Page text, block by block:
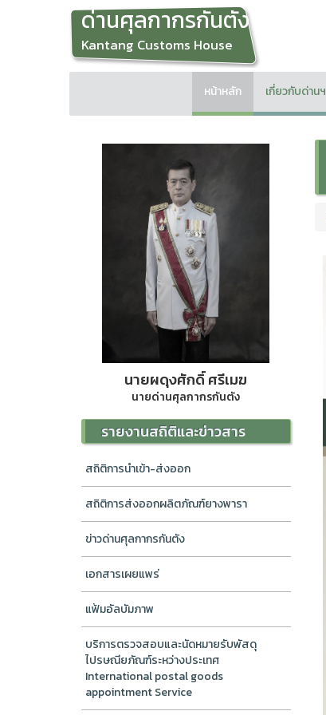
ด่านศุลกากรกันตัง
Kantang Customs House
หน้าหลัก เกี่ยวกับด่านฯ
นายผดุงศักดิ์ ศรีเมฆ
นายด่านศุลกากรกันตัง
รายงานสถิติและข่าวสาร
สถิติการนำเข้า-ส่งออก
สถิติการส่งออกผลิตภัณฑ์ยางพารา
ข่าวด่านศุลกากรกันตัง
เอกสารเผยแพร่
แฟ้มอัลบัมภาพ
บริการตรวจสอบและนัดหมายรับพัสดุ
ไปรษณียภัณฑ์ระหว่างประเทศ
International postal goods
appointment Service